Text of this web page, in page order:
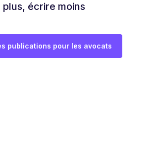
plus, écrire moins
publications pour les avocats